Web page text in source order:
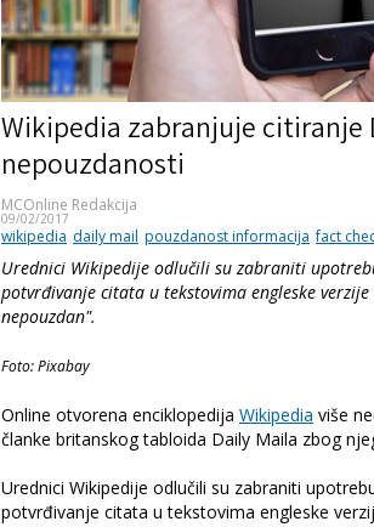
Wikipedia zabranjuje citiranje
nepouzdanosti
MCOnline Redakcija
09/02/2017
wikipedia daily mail pouzdanost informacija fact
Urednici Wikipedije odlučili su zabraniti
potvrđivanje citata u tekstovima engleske
nepouzdan".
Foto: Pixabay
Online otvorena enciklopedija Wikipedia više
članke britanskog tabloida Daily Maila zbog
Urednici Wikipedije odlučili su zabraniti
potvrđivanje citata u tekstovima engleske